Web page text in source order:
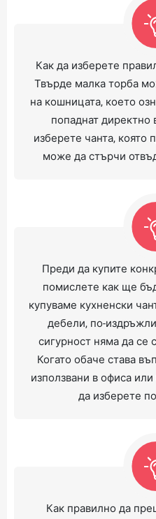
Как да изберете
Твърде малка торба
на кошницата, което
попаднат директно
изберете чанта, която
може да стърчи
Преди да купите
помислете как ще
купуваме кухненски
дебели, по-
сигурност няма да се
Когато обаче става
използвани в офиса
да изберете
Как правилно да